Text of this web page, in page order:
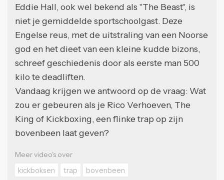
Eddie Hall, ook wel bekend als "The Beast", is
niet je gemiddelde sportschoolgast. Deze
Engelse reus, met de uitstraling van een Noorse
god en het dieet van een kleine kudde bizons,
schreef geschiedenis door als eerste man 500
kilo te deadliften.
Vandaag krijgen we antwoord op de vraag: Wat
zou er gebeuren als je Rico Verhoeven, The
King of Kickboxing, een flinke trap op zijn
bovenbeen laat geven?
Meer video's over
kickboksen
trap bovenbeen